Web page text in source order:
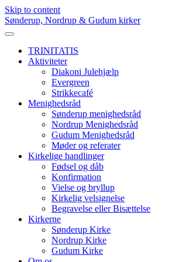
Skip to content
Sønderup, Nordrup & Gudum kirker
TRINITATIS
Aktiviteter
Diakoni Julehjælp
Evergreen
Strikkecafé
Menighedsråd
Sønderup menighedsråd
Nordrup Menighedsråd
Gudum Menighedsråd
Møder og referater
Kirkelige handlinger
Fødsel og dåb
Konfirmation
Vielse og bryllup
Kirkelig velsignelse
Begravelse eller Bisættelse
Kirkerne
Sønderup Kirke
Nordrup Kirke
Gudum Kirke